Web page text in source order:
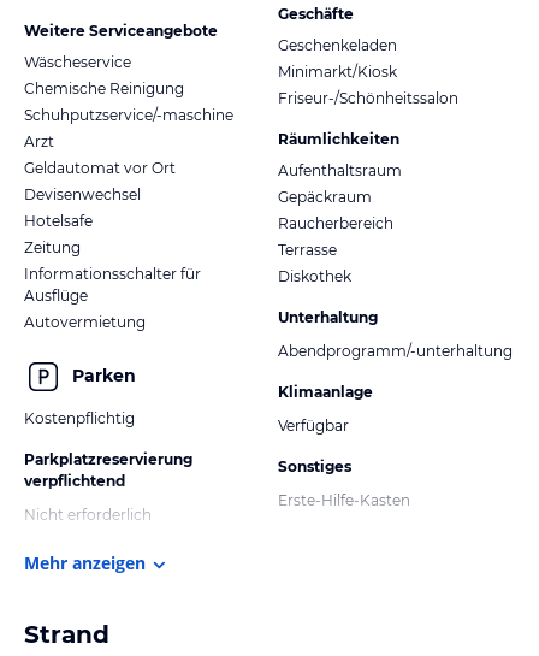
Weitere Serviceangebote
Wäscheservice
Chemische Reinigung
Schuhputzservice/-maschine
Arzt
Geldautomat vor Ort
Devisenwechsel
Hotelsafe
Zeitung
Informationsschalter für
Ausflüge
Autovermietung
Parken
Kostenpflichtig
Parkplatzreservierung
verpflichtend
Nicht erforderlich
Geschäfte
Geschenkeladen
Minimarkt/Kiosk
Friseur-/Schönheitssalon
Räumlichkeiten
Aufenthaltsraum
Gepäckraum
Raucherbereich
Terrasse
Diskothek
Unterhaltung
Abendprogramm/-unterhaltung
Klimaanlage
Verfügbar
Sonstiges
Erste-Hilfe-Kasten
Mehr anzeigen
Strand